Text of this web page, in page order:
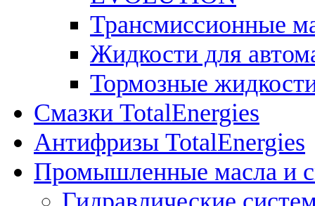
Трансмиссионные
Жидкости для
Тормозные
Смазки TotalEnergies
Антифризы TotalEnergies
Промышленные масла и